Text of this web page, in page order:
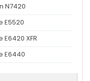
N7420
E5520
E6420 XFR
E6440